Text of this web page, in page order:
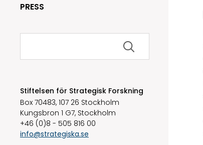
PRESS
Sök
Stiftelsen för Strategisk Forskning
Box 70483, 107 26 Stockholm
Kungsbron 1 G7, Stockholm
+46 (0)8 - 505 816 00
info@strategiska.se